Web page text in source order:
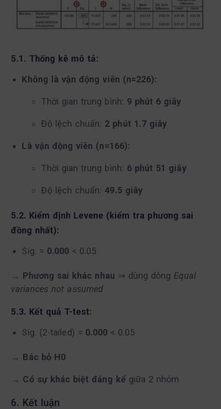
5.1. Thống kê mô tả:
Không là vận động viên (n=226):
Thời gian trung bình: 9 phút 6 giây
Độ lệch chuẩn: 2 phút 1.7 giây
Là vận động viên (n=166):
Thời gian trung bình: 6 phút 51 giây
Độ lệch chuẩn: 49.5 giây
5.2. Kiểm định Levene (kiểm tra phương sai
đồng nhất):
Sig. = 0.000 < 0.05
→ Phương sai khác nhau ⇒ dùng dòng Equal
variances not assumed
5.3. Kết quả T-test:
Sig. (2-tailed) = 0.000 < 0.05
→ Bác bỏ H0
→ Có sự khác biệt đáng kểgiữa 2 nhóm
6. Kết luận